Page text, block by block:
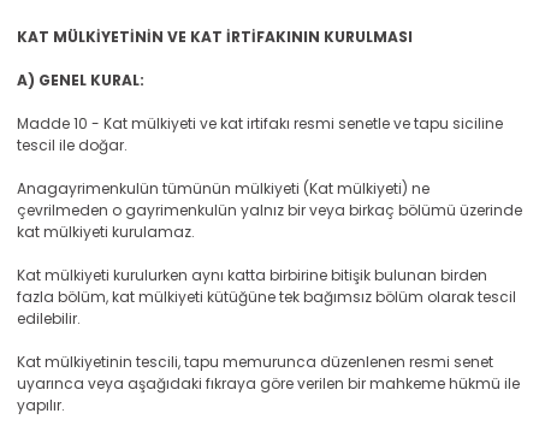
KAT MÜLKİYETİNİN VE KAT İRTİFAKININ KURULMASI
A) GENEL KURAL:
Madde 10 - Kat mülkiyeti ve kat irtifakı resmi senetle ve tapu siciline
tescil ile doğar.
Anagayrimenkulün tümünün mülkiyeti (Kat mülkiyeti) ne
çevrilmeden o gayrimenkulün yalnız bir veya birkaç bölümü üzerinde
kat mülkiyeti kurulamaz.
Kat mülkiyeti kurulurken aynı katta birbirine bitişik bulunan birden
fazla bölüm, kat mülkiyeti kütüğüne tek bağımsız bölüm olarak tescil
edilebilir.
Kat mülkiyetinin tescili, tapu memurunca düzenlenen resmi senet
uyarınca veya aşağıdaki fıkraya göre verilen bir mahkeme hükmü ile
yapılır.